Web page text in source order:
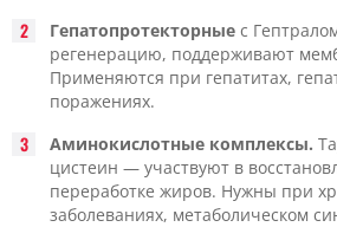
Гепатопротекторные с
регенерацию, поддерживают
Применяются при гепатитах,
поражениях.
Аминокислотные комплексы.
цистеин — участвуют в
переработке жиров. Нужны при
заболеваниях, метаболическом